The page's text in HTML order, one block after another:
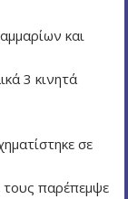
και
3 κινητά
σε
τους παρέπεμψε